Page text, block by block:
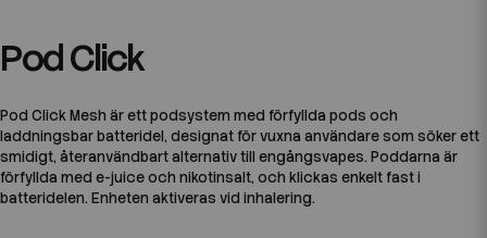
Pod Click
Pod Click Mesh är ett podsystem med förfyllda pods och
laddningsbar batteridel, designat för vuxna användare som söker ett
smidigt, återanvändbart alternativ till engångsvapes. Poddarna är
förfyllda med e-juice och nikotinsalt, och klickas enkelt fast i
batteridelen. Enheten aktiveras vid inhalering.